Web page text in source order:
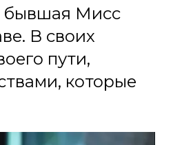
бывшая Мисс
В своих
пути,
которые